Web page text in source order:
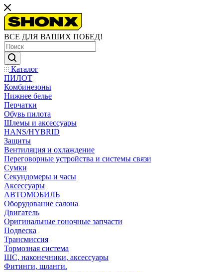
ВСЕ ДЛЯ ВАШИХ ПОБЕД!
Каталог
ПИЛОТ
Комбинезоны
Нижнее белье
Перчатки
Обувь пилота
Шлемы и аксессуары
HANS/HYBRID
Защиты
Вентиляция и охлаждение
Переговорные устройства и системы связи
Сумки
Секундомеры и часы
Аксессуары
АВТОМОБИЛЬ
Оборудование салона
Двигатель
Оригинальные гоночные запчасти
Подвеска
Трансмиссия
Тормозная система
ШС, наконечники, аксессуары
Фитинги, шланги.